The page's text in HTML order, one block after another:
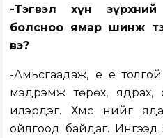
-Тэгвэл хүн
болсноо ямар шинж
вэ?
-Амьсгаадаж, үе үе
мэдрэмж төрөх, ядрах,
илэрдэг. Хүмүүс үүнийг
ойлгоод байдаг. Ингээд